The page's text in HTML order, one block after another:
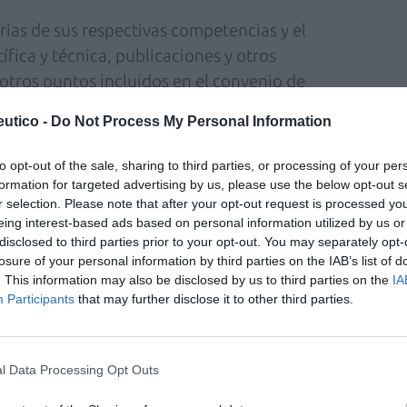
- Do Not Process My Personal Information
opt-out of the sale, sharing to third parties, or processing of your
for targeted advertising by us, please use the below opt-out
selection. Please note that after your opt-out request is processed
interest-based ads based on personal information utilized by us
to third parties prior to your opt-out. You may separately
of your personal information by third parties on the IAB’s list of
This information may also be disclosed by us to third parties on the
Participants that may further disclose it to other third parties.
Data Processing Opt Outs
de sus respectivas competencias y el
y técnica, publicaciones y otros
puntos incluidos en el convenio de
supone un paso muy importante para
en la investigación y la innovación
sanitario clave y cercano a la
generar conocimiento con un impacto
expresa el presidente del COFT,Toni
que intervienen en la salud y la
los farmacéuticos son los primeros